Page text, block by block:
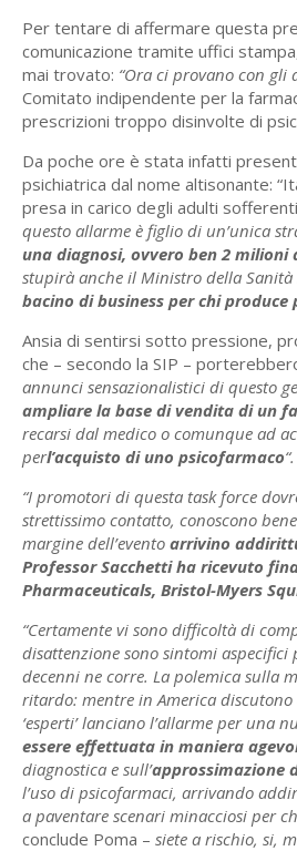
Per tentare di affermare questa
comunicazione tramite uffici
mai trovato: “Ora ci provano con gli
Comitato indipendente per la
prescrizioni troppo disinvolte di
Da poche ore è stata infatti
psichiatrica dal nome altisonante:
presa in carico degli adulti
questo allarme è figlio di un’unica
una diagnosi, ovvero ben 2 milioni
stupirà anche il Ministro della Sanità
bacino di business per chi produce
Ansia di sentirsi sotto pressione,
che – secondo la SIP –
annunci sensazionalistici di questo
ampliare la base di vendita di un
recarsi dal medico o comunque ad
perl’acquisto di uno psicofarmaco“.
“I promotori di questa task force
strettissimo contatto, conoscono
margine dell’eventoarrivino
Professor Sacchetti ha ricevuto
Pharmaceuticals, Bristol-Myers
“Certamente vi sono difficoltà di
disattenzione sono sintomi
decenni ne corre. La polemica sulla
ritardo: mentre in America
‘esperti’ lanciano l’allarme per una
essere effettuata in maniera
diagnostica e sull’approssimazione
l’uso di psicofarmaci, arrivando
a paventare scenari minacciosi per
conclude Poma –siete a rischio, si,